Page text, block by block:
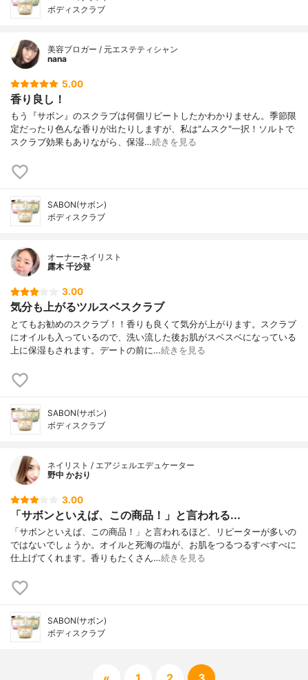
ボディスクラブ
美容ブロガー / 元エステティシャン
nana
5.00
香り良し！
もう『サボン』のスクラブは何個リピートしたかわかりません。季節限
定だったり色んな香りが出たりしますが、私は"ムスク"一択！ソルトで
スクラブ効果もありながら、保湿…続きを見る
SABON(サボン)
ボディスクラブ
オーナーネイリスト
露木 千沙登
3.00
気分も上がるツルスベスクラブ
とてもお勧めのスクラブ！！香りも良くて気分が上がります。スクラブ
にオイルも入っているので、洗い流した後お肌がスベスベになっている
上に保湿もされます。デートの前に…続きを見る
SABON(サボン)
ボディスクラブ
ネイリスト / エアジェルエデュケーター
野中 かおり
3.00
「サボンといえば、この商品！」と言われる...
「サボンといえば、この商品！」と言われるほど、リピーターが多いの
ではないでしょうか。オイルと死海の塩が、お肌をつるつるすべすべに
仕上げてくれます。香りもたくさん…続きを見る
SABON(サボン)
ボディスクラブ